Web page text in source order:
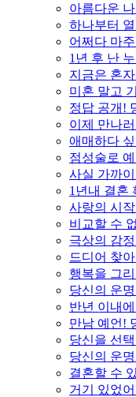
아름다운
하나부터
어쩌다 마
1년 후 난
지금은 혼
미혼 말고
정답 공개!
이제 만나
애매하다
점성술로
사실 가까
1년내 결혼
사랑의 시
비교할 수
극상의 감
드디어 찾
행복을 그
당신의 운
반년 이내
만남 예언!
당신을 선
당신의 운
결혼할 수
거기 있었